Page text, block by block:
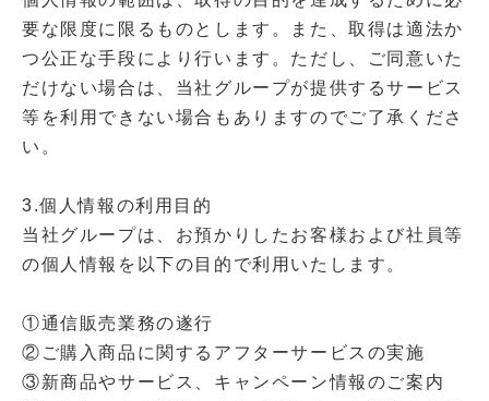
要な限度に限るものとします。また、取得は適法か
つ公正な手段により行います。ただし、ご同意いた
だけない場合は、当社グループが提供するサービス
等を利用できない場合もありますのでご了承くださ
い。
3.個人情報の利用目的
当社グループは、お預かりしたお客様および社員等
の個人情報を以下の目的で利用いたします。
①通信販売業務の遂行
②ご購入商品に関するアフターサービスの実施
③新商品やサービス、キャンペーン情報のご案内